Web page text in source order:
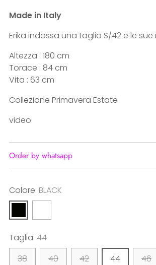
Made in Italy
Erika indossa una taglia S/42 e le sue
Altezza : 180 cm
Torace : 84 cm
Vita : 63 cm
Collezione Primavera Estate
video
Order by whatsapp
Colore: BLACK
Taglia: 44
38
40 42 44 46